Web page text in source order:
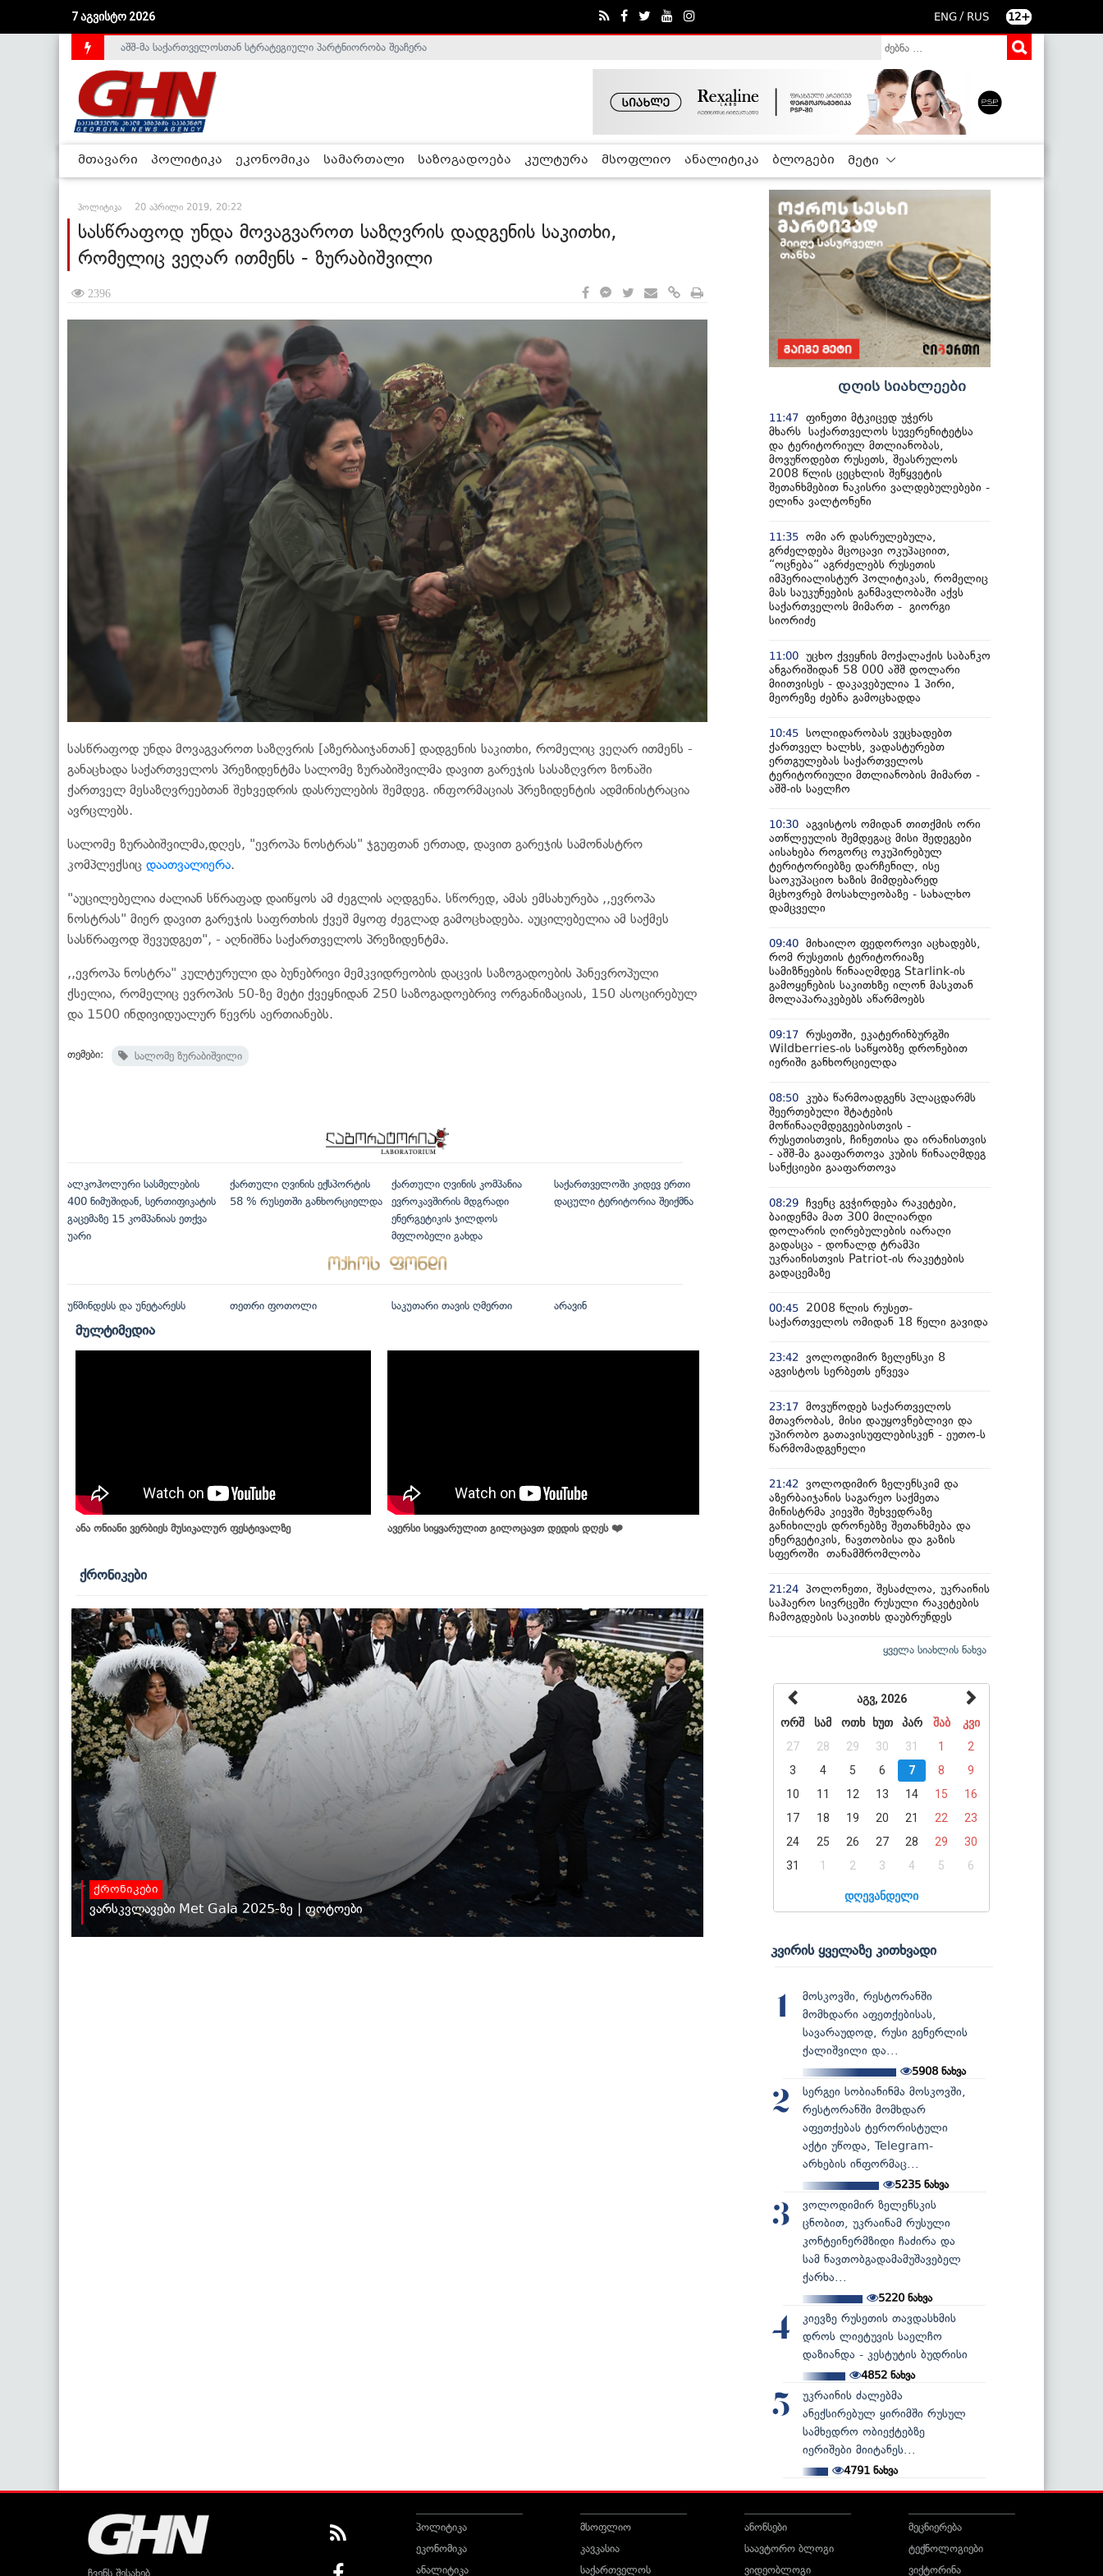
7 აგვისტო 2026 ENG / RUS 12+
საქართველოს დე-ფაქტო მთავრობა არალეგიტიმურია - ჰელსინკის კომისია
მთავარი პოლიტიკა ეკონომიკა სამართალი საზოგადოება კულტურა მსოფლიო ანალიტიკა ბლოგები მეტი
პოლიტიკა 20 აპრილი 2019, 20:22
სასწრაფოდ უნდა მოვაგვაროთ საზღვრის დადგენის საკითხი,
რომელიც ვეღარ ითმენს - ზურაბიშვილი
2396
სასწრაფოდ უნდა მოვაგვაროთ საზღვრის [აზერბაიჯანთან] დადგენის საკითხი, რომელიც ვეღარ ითმენს -
განაცხადა საქართველოს პრეზიდენტმა სალომე ზურაბიშვილმა დავით გარეჯის სასაზღვრო ზონაში
ქართველ მესაზღვრეებთან შეხვედრის დასრულების შემდეგ. ინფორმაციას პრეზიდენტის ადმინისტრაცია
ავრცლებს.
სალომე ზურაბიშვილმა,დღეს, "ევროპა ნოსტრას" ჯგუფთან ერთად, დავით გარეჯის სამონასტრო
კომპლექსიც დაათვალიერა.
"აუცილებელია ძალიან სწრაფად დაიწყოს ამ ძეგლის აღდგენა. სწორედ, ამას ემსახურება ,,ევროპა
ნოსტრას" მიერ დავით გარეჯის საფრთხის ქვეშ მყოფ ძეგლად გამოცხადება. აუცილებელია ამ საქმეს
სასწრაფოდ შევუდგეთ", - აღნიშნა საქართველოს პრეზიდენტმა.
,,ევროპა ნოსტრა" კულტურული და ბუნებრივი მემკვიდრეობის დაცვის საზოგადოების პანევროპული
ქსელია, რომელიც ევროპის 50-ზე მეტი ქვეყნიდან 250 საზოგადოებრივ ორგანიზაციას, 150 ასოცირებულ
და 1500 ინდივიდუალურ წევრს აერთიანებს.
თემები: სალომე ზურაბიშვილი
ალკოჰოლური სასმელების
400 ნიმუშიდან, სერთიფიკატის
გაცემაზე 15 კომპანიას ეთქვა
უარი
ქართული ღვინის ექსპორტის
58 % რუსეთში განხორციელდა
ქართული ღვინის კომპანია
ევროკავშირის მდგრადი
ენერგეტიკის ჯილდოს
მფლობელი გახდა
საქართველოში კიდევ ერთი
დაცული ტერიტორია შეიქმნა
უწმინდესს და უნეტარესს თეთრი ფოთოლი საკუთარი თავის ღმერთი არავინ
მულტიმედია
ანა ონიანი ვერბიეს მუსიკალურ ფესტივალზე ავერსი სიყვარულით გილოცავთ დედის დღეს ❤️
ქრონიკები
ქრონიკები
ვარსკვლავები Met Gala 2025-ზე | ფოტოები
დღის სიახლეები
11:47 ფინეთი მტკიცედ უჭერს
მხარს საქართველოს სუვერენიტეტსა
და ტერიტორიულ მთლიანობას,
მოვუწოდებთ რუსეთს, შეასრულოს
2008 წლის ცეცხლის შეწყვეტის
შეთანხმებით ნაკისრი ვალდებულებები -
ელინა ვალტონენი
11:35 ომი არ დასრულებულა,
გრძელდება მცოცავი ოკუპაციით,
“ოცნება“ აგრძელებს რუსეთის
იმპერიალისტურ პოლიტიკას, რომელიც
მას საუკუნეების განმავლობაში აქვს
საქართველოს მიმართ - გიორგი
სიორიძე
11:00 უცხო ქვეყნის მოქალაქის საბანკო
ანგარიშიდან 58 000 აშშ დოლარი
მიითვისეს - დაკავებულია 1 პირი,
მეორეზე ძებნა გამოცხადდა
10:45 სოლიდარობას ვუცხადებთ
ქართველ ხალხს, ვადასტურებთ
ერთგულებას საქართველოს
ტერიტორიული მთლიანობის მიმართ -
აშშ-ის საელჩო
10:30 აგვისტოს ომიდან თითქმის ორი
ათწლეულის შემდეგაც მისი შედეგები
აისახება როგორც ოკუპირებულ
ტერიტორიებზე დარჩენილ, ისე
საოკუპაციო ხაზის მიმდებარედ
მცხოვრებ მოსახლეობაზე - სახალხო
დამცველი
09:40 მიხაილო ფედოროვი აცხადებს,
რომ რუსეთის ტერიტორიაზე
სამიზნეების წინააღმდეგ Starlink-ის
გამოყენების საკითხზე ილონ მასკთან
მოლაპარაკებებს აწარმოებს
09:17 რუსეთში, ეკატერინბურგში
Wildberries-ის საწყობზე დრონებით
იერიში განხორციელდა
08:50 კუბა წარმოადგენს პლაცდარმს
შეერთებული შტატების
მოწინააღმდეგეებისთვის -
რუსეთისთვის, ჩინეთისა და ირანისთვის
- აშშ-მა გააფართოვა კუბის წინააღმდეგ
სანქციები გააფართოვა
08:29 ჩვენც გვჭირდება რაკეტები,
ბაიდენმა მათ 300 მილიარდი
დოლარის ღირებულების იარაღი
გადასცა - დონალდ ტრამპი
უკრაინისთვის Patriot-ის რაკეტების
გადაცემაზე
00:45
2008 წლის რუსეთ-
საქართველოს ომიდან 18 წელი გავიდა
23:42
ვოლოდიმირ ზელენსკი 8
აგვისტოს სერბეთს ეწვევა
23:17 მოვუწოდებ საქართველოს
მთავრობას, მისი დაუყოვნებლივი და
უპირობო გათავისუფლებისკენ - ეუთო-ს
წარმომადგენელი
21:42
ვოლოდიმირ ზელენსკიმ და
აზერბაიჯანის საგარეო საქმეთა
მინისტრმა კიევში შეხვედრაზე
განიხილეს დრონებზე შეთანხმება და
ენერგეტიკის, ნავთობისა და გაზის
სფეროში თანამშრომლობა
21:24 პოლონეთი, შესაძლოა, უკრაინის
საჰაერო სივრცეში რუსული რაკეტების
ჩამოგდების საკითხს დაუბრუნდეს
ყველა სიახლის ნახვა
აგვ, 2026
ორშ
სამ ოთხ ხუთ პარ შაბ
კვი
27
28 29 30 31 1
2
3
4 5 6 7 8
9
10
11 12 13 14 15
16
17
18 19 20 21 22
23
24
25 26 27 28 29
30
31
1 2 3 4 5 6
დღევანდელი
კვირის ყველაზე კითხვადი
1
მოსკოვში, რესტორანში
მომხდარი აფეთქებისას,
სავარაუდოდ, რუსი გენერლის
ქალიშვილი და...
5908 ნახვა
2
სერგეი სობიანინმა მოსკოვში,
რესტორანში მომხდარ
აფეთქებას ტერორისტული
აქტი უწოდა, Telegram-
არხების ინფორმაც...
5235 ნახვა
3
ვოლოდიმირ ზელენსკის
ცნობით, უკრაინამ რუსული
კონტეინერმზიდი ჩაძირა და
სამ ნავთობგადამამუშავებელ
ქარხა...
5220ნახვა
4
კიევზე რუსეთის თავდასხმის
დროს ლიეტუვის საელჩო
დაზიანდა - კესტუტის ბუდრისი
4852ნახვა
5
უკრაინის ძალებმა
ანექსირებულ ყირიმში რუსულ
სამხედრო ობიექტებზე
იერიშები მიიტანეს...
4791 ნახვა
ჩვენს შესახებ
პოლიტიკა
ეკონომიკა
ანალიტიკა
მსოფლიო
კავკასია
საქართველოს
ანონსები
საავტორო ბლოგი
ვიდეობლოგი
მეცნიერება
ტექნოლოგიები
ვიქტორინა